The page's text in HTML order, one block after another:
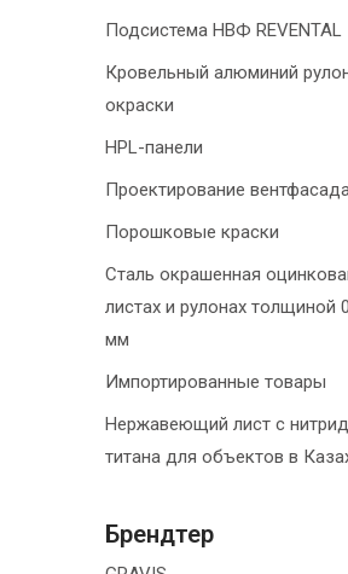
Подсистема НВФ REVENTAL
Кровельный алюминий
окраски
HPL-панели
Проектирование
Порошковые краски
Сталь окрашенная
листах и рулонах толщиной
мм
Импортированные товары
Нержавеющий лист с
титана для объектов в
Брендтер